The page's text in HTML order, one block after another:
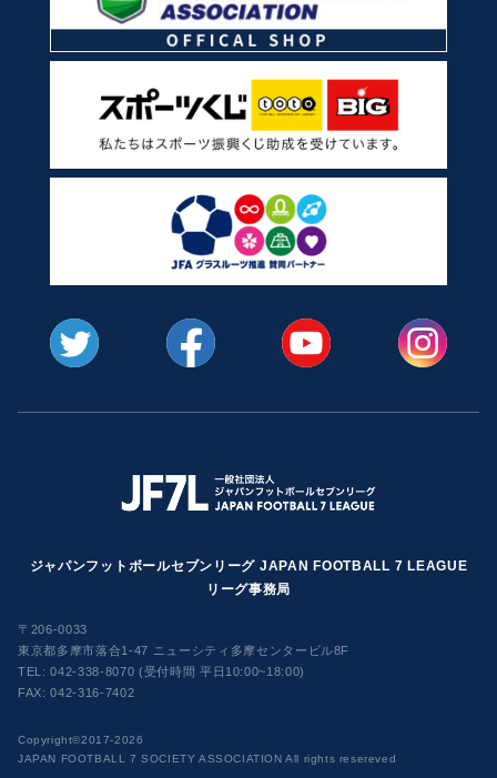
ジャパンフットボールセブンリーグ JAPAN FOOTBALL 7 LEAGUE
リーグ事務局
〒206-0033
東京都多摩市落合1-47 ニューシティ多摩センタービル8F
TEL:042-338-8070 (受付時間 平日10:00~18:00)
FAX: 042-316-7402
​Copyright©2017-2026
JAPAN FOOTBALL 7 SOCIETY ASSOCIATION All rights resereved